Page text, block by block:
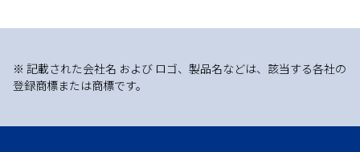
※ 記載された会社名 および ロゴ、製品名などは、該当する各社の
登録商標または商標です。